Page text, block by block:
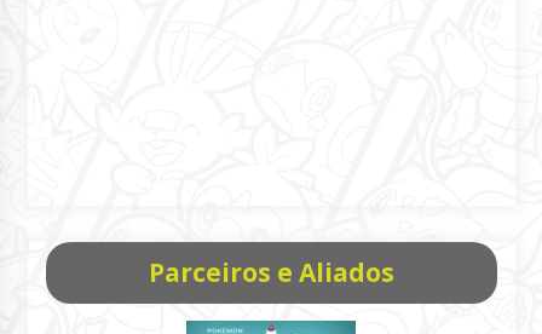
Parceiros e Aliados